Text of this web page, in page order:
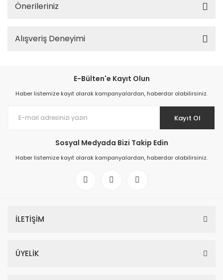
Önerileriniz
Alışveriş Deneyimi
E-Bülten'e Kayıt Olun
Haber listemize kayıt olarak kampanyalardan, haberdar olabilirsiniz.
Kayıt Ol
Sosyal Medyada Bizi Takip Edin
Haber listemize kayıt olarak kampanyalardan, haberdar olabilirsiniz.
İLETİŞİM
ÜYELİK